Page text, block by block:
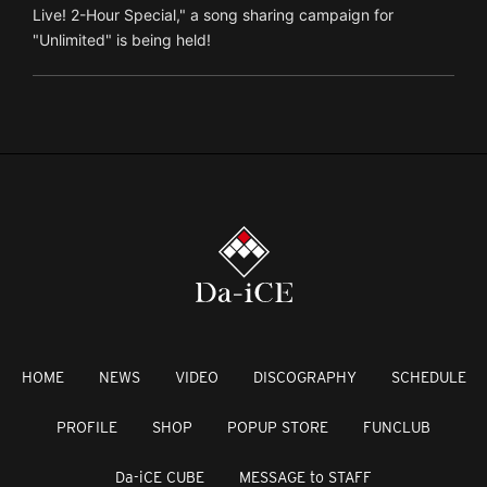
Live! 2-Hour Special," a song sharing campaign for
"Unlimited" is being held!
HOME NEWS VIDEO DISCOGRAPHY SCHEDULE
PROFILE SHOP POPUP STORE FUNCLUB
Da-iCE CUBE MESSAGE to STAFF